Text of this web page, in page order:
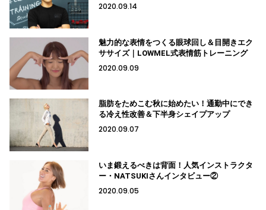
2020.09.14
魅力的な表情をつくる眼球回し＆目開きエク
ササイズ｜LOWMEL式表情筋トレーニング
2020.09.09
脂肪をためこむ秋に始めたい！通勤中にでき
る冷え性改善＆下半身シェイプアップ
2020.09.07
いま鍛えるべきは背面！人気インストラクタ
ー・NATSUKIさんインタビュー②
2020.09.05